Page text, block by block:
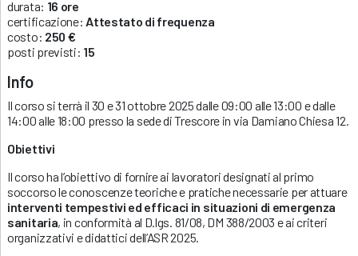
durata: 16 ore
certificazione: Attestato di frequenza
costo: 250 €
posti previsti: 15
Info
Il corso si terrà il 30 e 31 ottobre 2025 dalle 09:00 alle 13:00 e dalle
14:00 alle 18:00 presso la sede di Trescore in via Damiano Chiesa 12.
Obiettivi
Il corso ha l’obiettivo di fornire ai lavoratori designati al primo
soccorso le conoscenze teoriche e pratiche necessarie per attuare
interventi tempestivi ed efficaci in situazioni di emergenza
sanitaria, in conformità al D.lgs. 81/08, DM 388/2003 e ai criteri
organizzativi e didattici dell’ASR 2025.